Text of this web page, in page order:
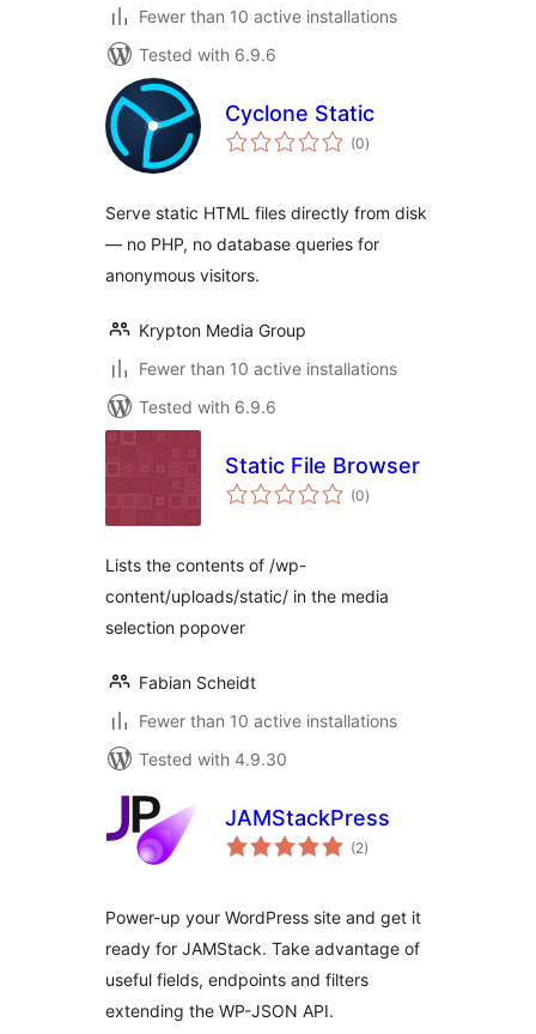
Fewer than 10 active installations
Tested with 6.9.6
Cyclone Static
(0total
ratings
)
Serve static HTML files directly from disk
— no PHP, no database queries for
anonymous visitors.
Krypton Media Group
Fewer than 10 active installations
Tested with 6.9.6
Static File Browser
(0total
ratings
)
Lists the contents of /wp-
content/uploads/static/ in the media
selection popover
Fabian Scheidt
Fewer than 10 active installations
Tested with 4.9.30
JAMStackPress
(2total
ratings
)
Power-up your WordPress site and get it
ready for JAMStack. Take advantage of
useful fields, endpoints and filters
extending the WP-JSON API.